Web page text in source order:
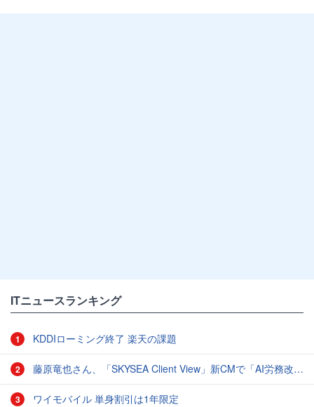
ITニュースランキング
1 KDDIローミング終了 楽天の課題
2 藤原竜也さん、「SKYSEA Client View」新CMで「AI労務改善」をアピール 働き方をAIが分析したら「すぐに休んで」と言われる？
3 ワイモバイル 単身割引は1年限定